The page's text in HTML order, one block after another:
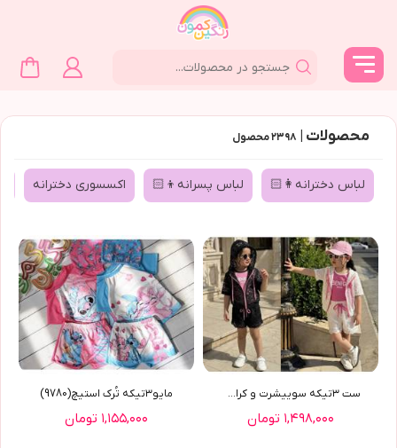
محصولات | ۲۳۹۸محصول
لباس دخترانه👩🏻 لباس پسرانه👦🏻 اکسسوری دخترانه
ست ٣تیکه سوییشرت و کراپ ...
۱,۴۹۸,۰۰۰ تومان
مایو٣تیکه تُرک استیچ(9780)
۱,۱۵۵,۰۰۰ تومان